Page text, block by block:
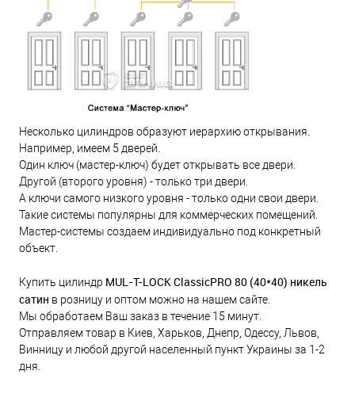
Несколько цилиндров образуют иерархию открывания.
Например, имеем 5 дверей.
Один ключ (мастер-ключ) будет открывать все двери.
Другой (второго уровня) - только три двери.
А ключи самого низкого уровня - только одни свои двери.
Такие системы популярны для коммерческих помещений.
Мастер-системы создаем индивидуально под конкретный
объект.
Купить цилиндр MUL-T-LOCK ClassicPRO 80 (40*40) никель
сатин в розницу и оптом можно на нашем сайте.
Мы обработаем Ваш заказ в течение 15 минут.
Отправляем товар в Киев, Харьков, Днепр, Одессу, Львов,
Винницу и любой другой населенный пункт Украины за 1-2
дня.